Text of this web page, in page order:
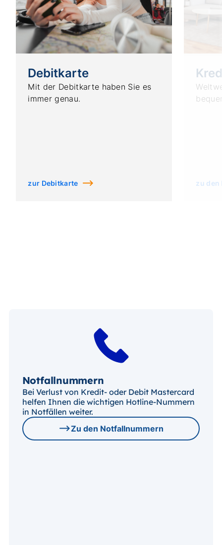
Debitkarte
Mit der Debitkarte haben Sie es
immer genau.
zur Debitkarte zu den
Notfallnummern
Bei Verlust von Kredit- oder Debit Mastercard
helfen Ihnen die wichtigen Hotline-Nummern
in Notfällen weiter.
Zu den Notfallnummern